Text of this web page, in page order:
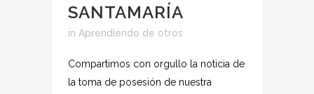
SANTAMARÍA
in Aprendiendo de otros
Compartimos con orgullo la noticia de
la toma de posesión de nuestra